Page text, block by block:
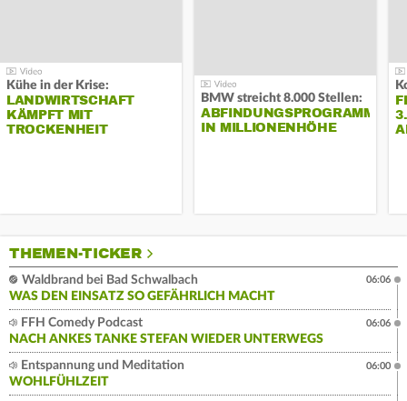
Kühe in der Krise:
LANDWIRTSCHAFT
KÄMPFT MIT
TROCKENHEIT
BMW streicht 8.000 Stellen:
ABFINDUNGSPROGRAMM
IN MILLIONENHÖHE
THEMEN-TICKER
Waldbrand bei Bad Schwalbach
WAS DEN EINSATZ SO GEFÄHRLICH MACHT
06:06
FFH Comedy Podcast
NACH ANKES TANKE STEFAN WIEDER UNTERWEGS
06:06
Entspannung und Meditation
WOHLFÜHLZEIT
06:00